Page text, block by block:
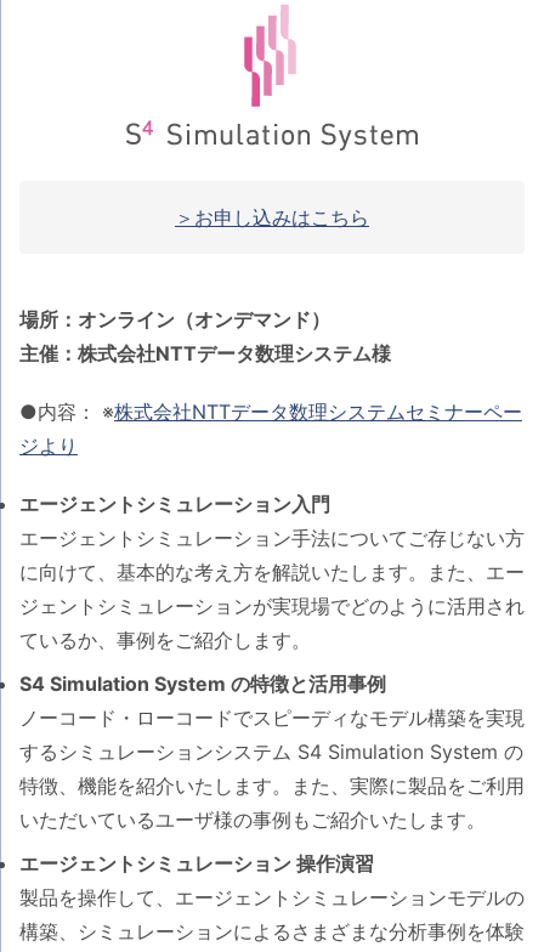
＞お申し込みはこちら
場所：オンライン（オンデマンド）
主催：株式会社NTTデータ数理システム様
●内容： ※株式会社NTTデータ数理システムセミナーペー
ジより
エージェントシミュレーション入門
エージェントシミュレーション手法についてご存じない方
に向けて、基本的な考え方を解説いたします。また、エー
ジェントシミュレーションが実現場でどのように活用され
ているか、事例をご紹介します。
S4 Simulation System の特徴と活用事例
ノーコード・ローコードでスピーディなモデル構築を実現
するシミュレーションシステム S4 Simulation System の
特徴、機能を紹介いたします。また、実際に製品をご利用
いただいているユーザ様の事例もご紹介いたします。
エージェントシミュレーション 操作演習
製品を操作して、エージェントシミュレーションモデルの
構築、シミュレーションによるさまざまな分析事例を体験